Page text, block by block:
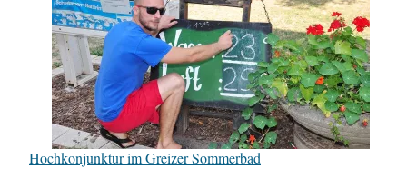
Hochkonjunktur im Greizer Sommerbad